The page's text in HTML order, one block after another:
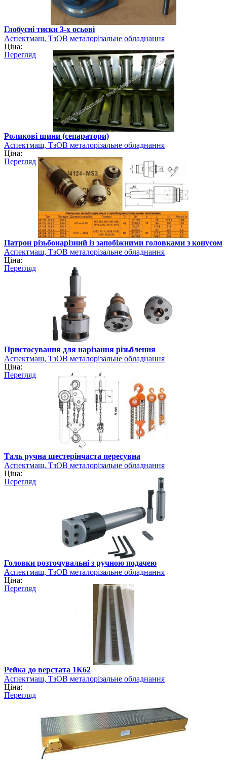
Глобусні тиски 3-х осьові
Аспектмаш, ТзОВ металорізальне обладнання
Ціна:
Перегляд
Роликові шини (сепаратори)
Аспектмаш, ТзОВ металорізальне обладнання
Ціна:
Перегляд
Патрон різьбонарізний із запобіжними головками з конусом
Аспектмаш, ТзОВ металорізальне обладнання
Ціна:
Перегляд
Пристосування для нарізання різьблення
Аспектмаш, ТзОВ металорізальне обладнання
Ціна:
Перегляд
Таль ручна шестерінчаста пересувна
Аспектмаш, ТзОВ металорізальне обладнання
Ціна:
Перегляд
Головки розточувальні з ручною подачею
Аспектмаш, ТзОВ металорізальне обладнання
Ціна:
Перегляд
Рейка до верстата 1К62
Аспектмаш, ТзОВ металорізальне обладнання
Ціна:
Перегляд